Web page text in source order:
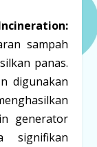
sampah
panas.
digunakan
generator
signifikan